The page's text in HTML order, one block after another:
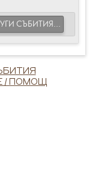
СЪБИТИЯ...
/ ПОМОЩ